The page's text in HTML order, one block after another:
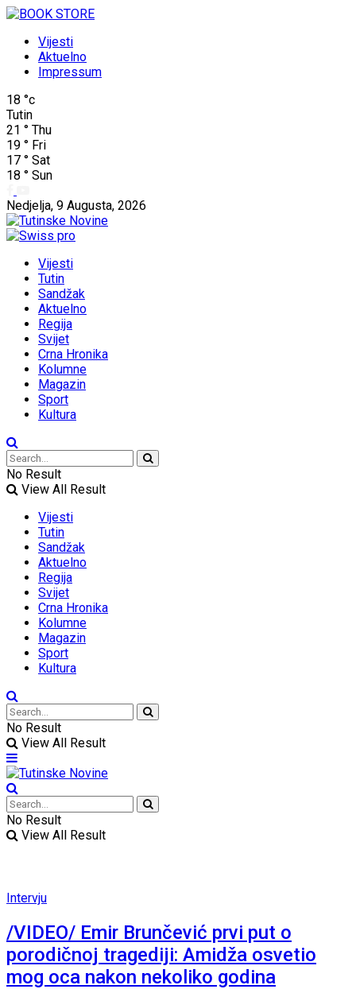
Vijesti
Aktuelno
Impressum
18 °c
Tutin
21 ° Thu
19 ° Fri
17 ° Sat
18 ° Sun
Nedjelja, 9 Augusta, 2026
Vijesti
Tutin
Sandžak
Aktuelno
Regija
Svijet
Crna Hronika
Kolumne
Magazin
Sport
Kultura
No Result
View All Result
Vijesti
Tutin
Sandžak
Aktuelno
Regija
Svijet
Crna Hronika
Kolumne
Magazin
Sport
Kultura
No Result
View All Result
No Result
View All Result
Intervju
/VIDEO/ Emir Brunčević prvi put o
porodičnoj tragediji: Amidža osvetio
mog oca nakon nekoliko godina